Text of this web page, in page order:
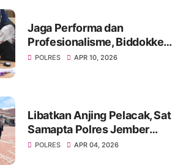
Jaga Performa dan
Profesionalisme, Biddokkes
Polda Jatim Gelar Rikes
POLRES APR 10, 2026
Libatkan Anjing Pelacak, Sat
Samapta Polres Jember
Sterilisasi Gereja Jelang
POLRES APR 04, 2026